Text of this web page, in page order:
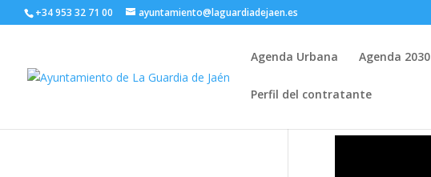
+34 953 32 71 00 ayuntamiento@laguardiadejaen.es
Agenda Urbana Agenda 2030
Perfil del contratante